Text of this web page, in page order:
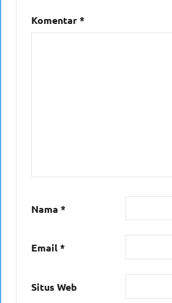
Komentar*
Nama *
Email*
Situs Web